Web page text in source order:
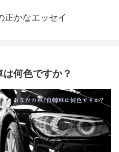
正かなエッセイ
何色ですか？